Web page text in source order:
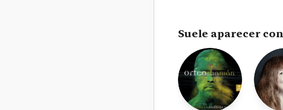
Suele aparecer con